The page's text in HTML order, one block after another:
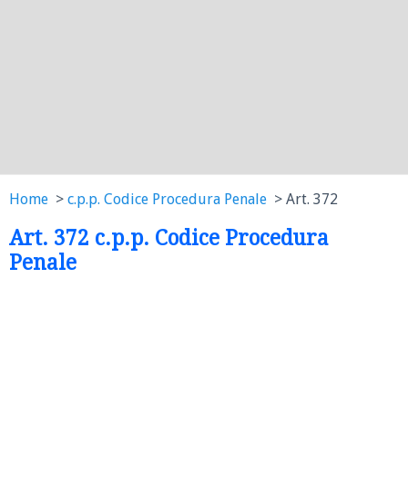
Home c.p.p. Codice Procedura Penale Art. 372
Art. 372 c.p.p. Codice Procedura
Penale